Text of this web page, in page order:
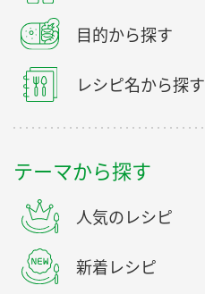
目的から探す
レシピ名から探す
テーマから探す
人気のレシピ
新着レシピ